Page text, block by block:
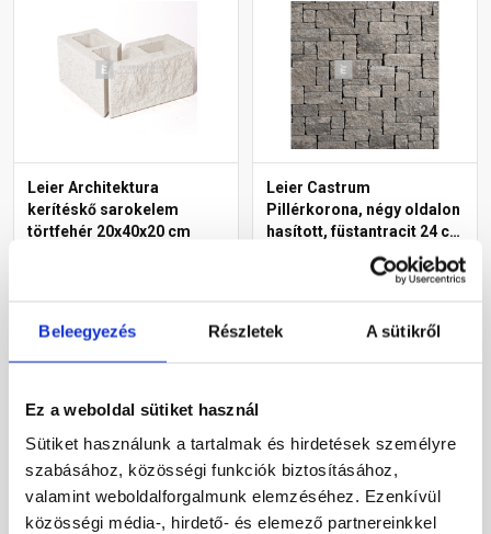
Beleegyezés Részletek A sütikről
Ez a weboldal sütiket használ
Sütiket használunk a tartalmak és hirdetések személyre
szabásához, közösségi funkciók biztosításához,
valamint weboldalforgalmunk elemzéséhez. Ezenkívül
közösségi média-, hirdető- és elemező partnereinkkel
Leier Architektura
kerítéskő sarokelem
törtfehér 20x40x20 cm
16 100 Ft/ db
Megnézem
Leier Castrum
Pillérkorona, négy oldalon
hasított, füstantracit 24 cm
Gyártói készleten
18 670 Ft / db